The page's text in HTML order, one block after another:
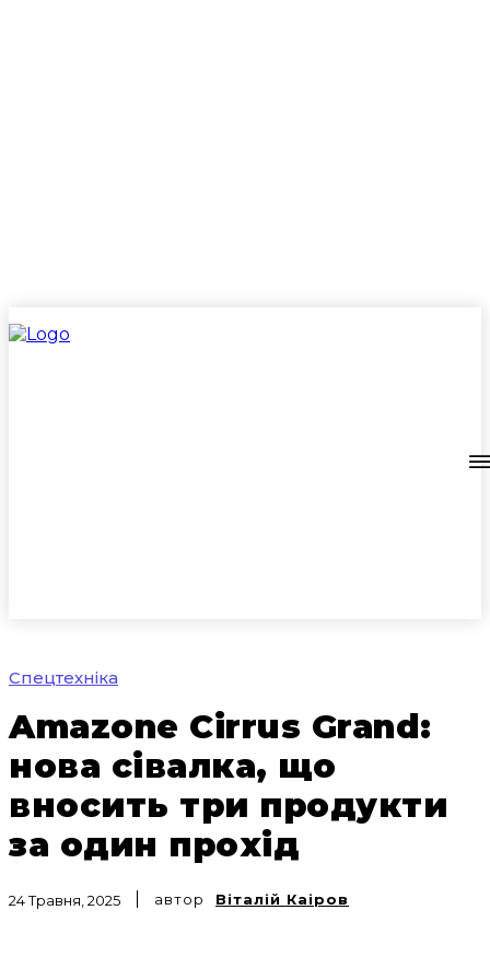
Спецтехніка
Amazone Cirrus Grand:
нова сівалка, що
вносить три продукти
за один прохід
24 Травня, 2025 автор Віталій Каіров